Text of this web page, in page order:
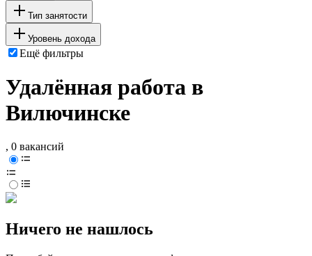
Тип занятости
Уровень дохода
Ещё фильтры
Удалённая работа в
Вилючинске
, 0 вакансий
Ничего не нашлось